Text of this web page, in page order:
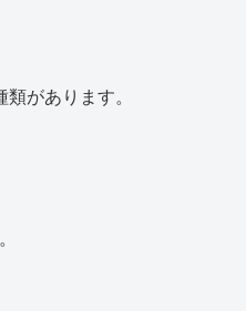
があります。